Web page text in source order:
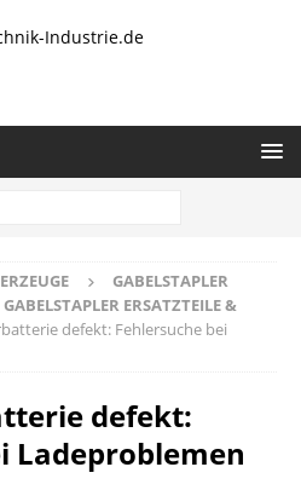
GABELSTAPLER
GABELSTAPLER ERSATZTEILE &
defekt: Fehlersuche bei
defekt:
Ladeproblemen